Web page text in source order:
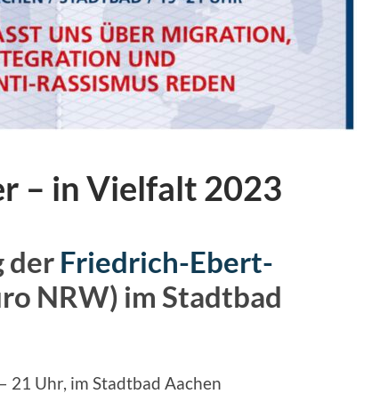
– in Vielfalt 2023
der Friedrich-Ebert-
NRW) im Stadtbad
21 Uhr, im Stadtbad Aachen